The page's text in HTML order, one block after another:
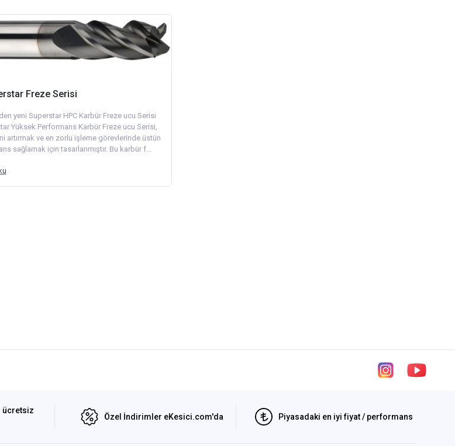
Freze Serisi
yeni Superstar HPC Karbür Freze ucu Serisi
Yüksek Performans Karbür Freze ucu Serisi,
artırmak ve en zorlu işleme görevlerinde üstün
sağlamak için tasarlanmıştır. Bu karbür f...
ücretsiz
Özel İndirimler eKesici.com'da Piyasadaki en iyi fiyat / performans